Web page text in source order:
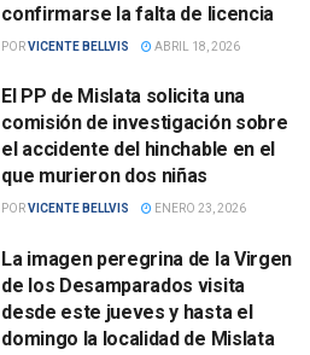
confirmarse la falta de licencia
PORVICENTE BELLVIS ABRIL 18, 2026
El PP de Mislata solicita una
comisión de investigación sobre
el accidente del hinchable en el
que murieron dos niñas
PORVICENTE BELLVIS ENERO 23, 2026
La imagen peregrina de la Virgen
de los Desamparados visita
desde este jueves y hasta el
domingo la localidad de Mislata